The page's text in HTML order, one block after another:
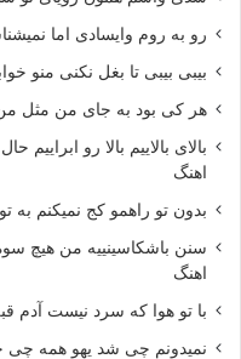
رو به روم وایسادی اما
بیبی بیبی تا بغل نکنی منو
هر کی بود به جای من مثل
بالای بالاییم بالا رو
اهنگ
بدون تو راهمو کج نمیکنم به
سنن باشکاسینییه من هیچ سوه
اهنگ
با تو هوا که سرد نیست آدم
نمیدونم چی شد یهو همه چی